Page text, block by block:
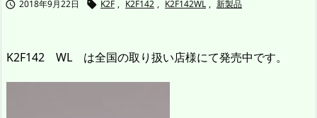
 2018年9月22日  K2F , K2F142 , K2F142WL , 新製品
K2F142 WL は全国の取り扱い店様にて発売中です。